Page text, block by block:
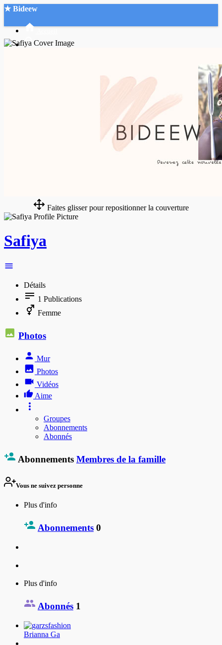
★ Bideew
Faites glisser pour repositionner la couverture
Safiya
Détails
1 Publications
Femme
Photos
Mur
Photos
Vidéos
Aime
Groupes
Abonnements
Abonnés
Abonnements Membres de la famille
Vous ne suivez personne
Plus d'info
Abonnements 0
Plus d'info
Abonnés 1
Brianna Ga